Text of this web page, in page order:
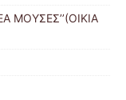
ΜΟΥΣΕΣ’’(ΟΙΚΙΑ